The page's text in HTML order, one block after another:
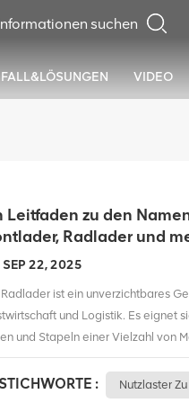
FALL&LÖSUNGEN VIDEO
Leitfaden zu den
Radlader und
SEP 22, 2025
ist ein unverzichtbares
und Logistik. Es eignet
und Stapeln einer Vielzahl von
und Sicherheit
dass diese leistungsstarke
STICHWORTE : Nutzlaster